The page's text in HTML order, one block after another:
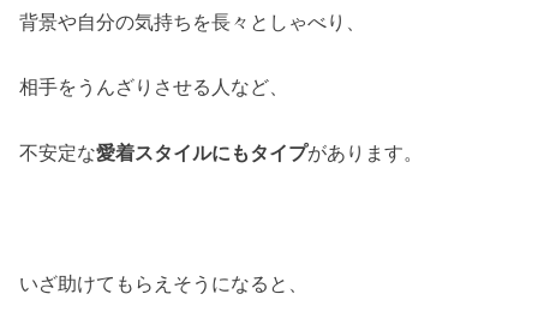
背景や自分の気持ちを長々としゃべり、
相手をうんざりさせる人など、
不安定な愛着スタイルにもタイプがあります。
いざ助けてもらえそうになると、